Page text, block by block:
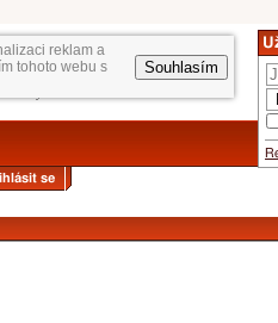
reklam a
tohoto webu s
Souhlasím
se